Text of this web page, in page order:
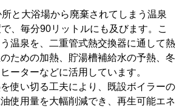
と大浴場から廃棄されてしまう温泉
、毎分90リットルにも及びます。こ
温泉を、二重管式熱交換器に通して熱
ための加熱、貯湯槽補給水の予熱、冬
ーターなどに活用しています。
使い切る工夫により、既設ボイラーの
使用量を大幅削減でき、再生可能エネ